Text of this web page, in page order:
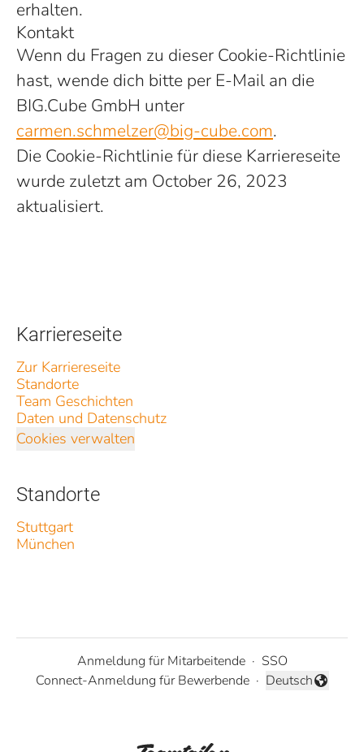
erhalten.
Kontakt
Wenn du Fragen zu dieser Cookie-Richtlinie
hast, wende dich bitte per E-Mail an die
BIG.Cube GmbH unter
carmen.schmelzer@big-cube.com.
Die Cookie-Richtlinie für diese Karriereseite
wurde zuletzt am October 26, 2023
aktualisiert.
Karriereseite
Zur Karriereseite
Standorte
Team Geschichten
Daten und Datenschutz
Cookies verwalten
Standorte
Stuttgart
München
Anmeldung für Mitarbeitende · SSO
Connect-Anmeldung für Bewerbende · Sprache ändern
Deutsch